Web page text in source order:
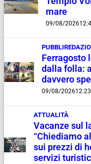
mare
09/08/2026
Ferragosto
dalla folla:
davvero
09/08/202612:23
ATTUALITÀ
Vacanze sul
“Chiediamo
sui prezzi di
servizi